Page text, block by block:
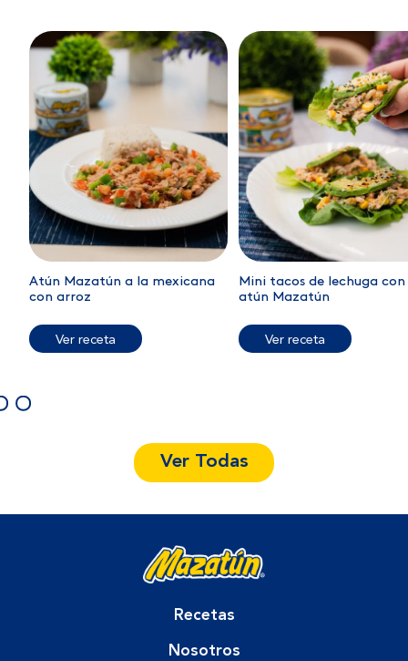
Atún Mazatún a la mexicana
con arroz
Ver receta
Mini tacos de lechuga con
atún Mazatún
Ver receta
Ver Todas
Recetas
Nosotros